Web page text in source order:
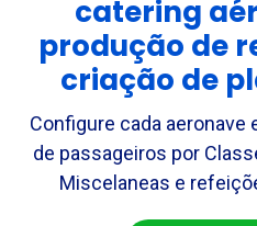
catering
produção de
criação de
Configure cada aeronave
de passageiros por
Miscelaneas e